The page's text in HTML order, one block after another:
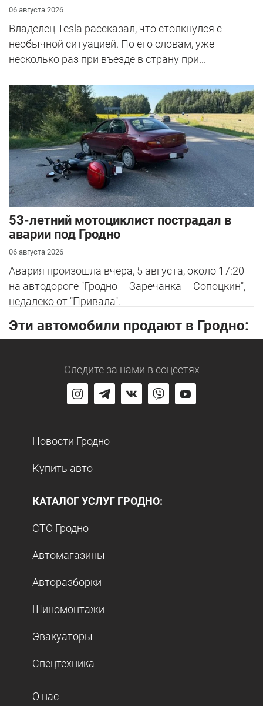
06 августа 2026
Владелец Tesla рассказал, что столкнулся с
необычной ситуацией. По его словам, уже
несколько раз при въезде в страну при...
53-летний мотоциклист пострадал в
аварии под Гродно
06 августа 2026
Авария произошла вчера, 5 августа, около 17:20
на автодороге "Гродно – Заречанка – Сопоцкин",
недалеко от "Привала".
Эти автомобили продают в Гродно:
Следите за нами в соцсетях
Новости Гродно
Купить авто
КАТАЛОГ УСЛУГ ГРОДНО:
СТО Гродно
Автомагазины
Авторазборки
Шиномонтажи
Эвакуаторы
Спецтехника
О нас